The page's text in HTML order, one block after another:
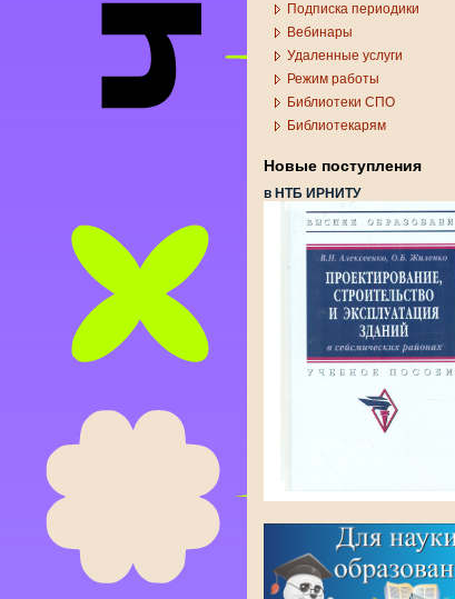
Подписка периодики
Вебинары
Удаленные услуги
Режим работы
Библиотеки СПО
Библиотекарям
Новые поступления
в НТБ ИРНИТУ